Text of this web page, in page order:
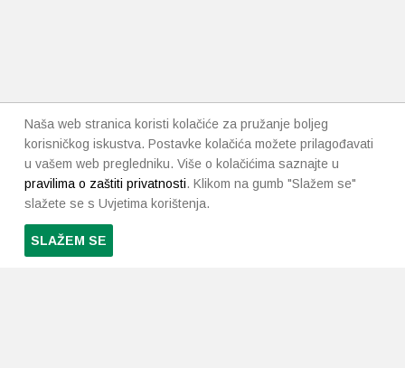
Naša web stranica koristi kolačiće za pružanje boljeg
korisničkog iskustva. Postavke kolačića možete prilagođavati
u vašem web pregledniku. Više o kolačićima saznajte u
pravilima o zaštiti privatnosti. Klikom na gumb "Slažem se"
slažete se s Uvjetima korištenja.
SLAŽEM SE